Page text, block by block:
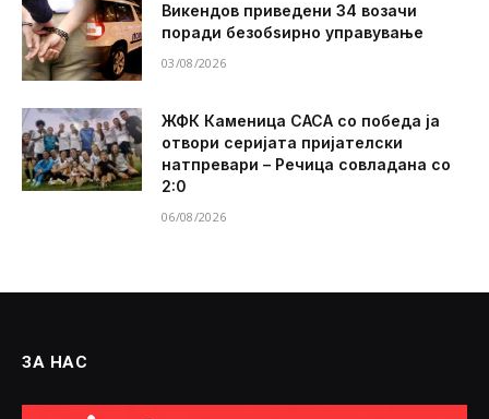
Викендов приведени 34 возачи
поради безобѕирно управување
03/08/2026
ЖФК Каменица САСА со победа ја
отвори серијата пријателски
натпревари – Речица совладана со
2:0
06/08/2026
ЗА НАС